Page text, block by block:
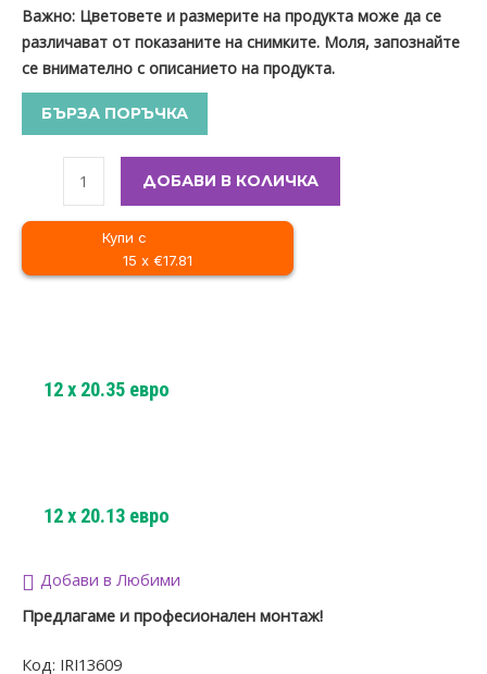
Важно: Цветовете и размерите на продукта може да се
различават от показаните на снимките. Моля, запознайте
се внимателно с описанието на продукта.
БЪРЗА ПОРЪЧКА
ДОБАВИ В КОЛИЧКА
Купи с
15 x €17.81
12x 20.35евро
12x 20.13евро
Добави в Любими
Предлагаме и професионален монтаж!
Код: IRI13609